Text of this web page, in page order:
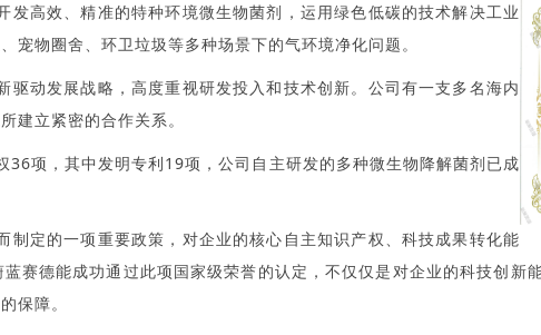
高效、精准的特种环境微生物菌剂，运用绿色低碳的技术解决工业
物圈舍、环卫垃圾等多种场景下的气环境净化问题。
动发展战略，高度重视研发投入和技术创新。公司有一支多名海内
建立紧密的合作关系。
项，其中发明专利19项，公司自主研发的多种微生物降解菌剂已成
定的一项重要政策，对企业的核心自主知识产权、科技成果转化能
赛德能成功通过此项国家级荣誉的认定，不仅仅是对企业的科技创新
保障。